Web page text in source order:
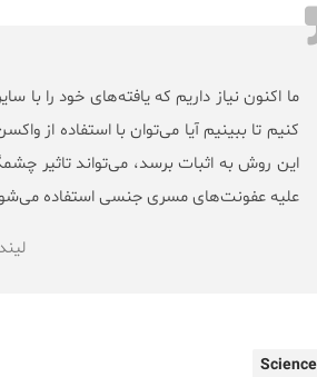
ما اکنون نیاز داریم که یافته‌های خود را با
کنیم تا ببینیم آیا می‌توان با استفاده از
این روش به اثبات برسد، می‌تواند تاثیر
علیه عفونت‌های مسری جنسی استفاده